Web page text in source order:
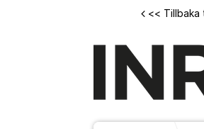
<< Tillbaka